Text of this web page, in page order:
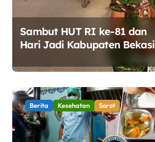
Sambut HUT RI ke-81 dan
Hari Jadi Kabupaten Bekasi
ke-76, Pemdes Muara bakti
Gotong Royong Percantik
Jembatan CBL
Berita Kesehatan Sorot